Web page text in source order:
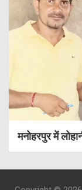
मनोहरपुर में